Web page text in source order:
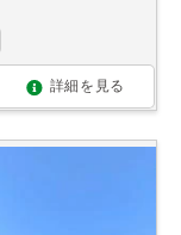
詳細を見る